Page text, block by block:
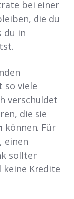
bei einer
die du
du in
so viele
verschuldet
die sie
können. Für
einen
sollten
keine Kredite